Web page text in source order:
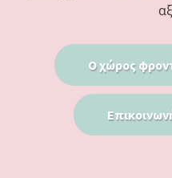
Ο χώρος